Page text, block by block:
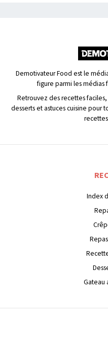
Demotivateur Food est le
figure parmi les médias
Retrouvez des recettes
desserts et astuces cuisine pour
Index
Gateau